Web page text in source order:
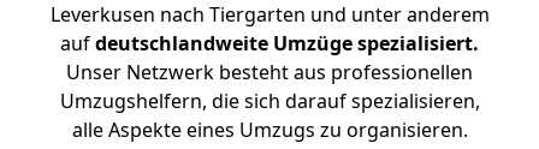
Leverkusen nach Tiergarten und unter anderem
aufdeutschlandweite Umzüge spezialisiert.
Unser Netzwerk besteht aus professionellen
Umzugshelfern, die sich darauf spezialisieren,
alle Aspekte eines Umzugs zu organisieren.